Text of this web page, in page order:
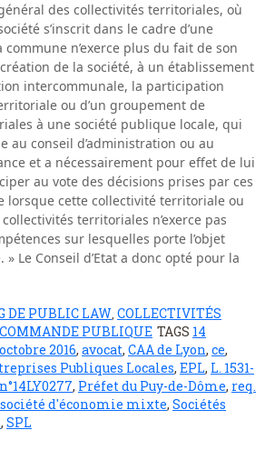
des collectivités territoriales, où
s’inscrit dans le cadre d’une
n’exerce plus du fait de son
de la société, à un établissement
intercommunale, la participation
ou d’un groupement de
à une société publique locale, qui
au conseil d’administration ou au
et a nécessairement pour effet de lui
au vote des décisions prises par ces
lorsque cette collectivité territoriale ou
territoriales n’exerce pas
sur lesquelles porte l’objet
» Le Conseil d’Etat a donc opté pour la
DE PUBLIC LAW, COLLECTIVITÉS
COMMANDE PUBLIQUE TAGS 14
2016, avocat, CAA de Lyon, ce,
Publiques Locales, EPL, L. 1531-
n°14LY0277, Préfet du Puy-de-Dôme, req.
société d'économie mixte, Sociétés
, SPL